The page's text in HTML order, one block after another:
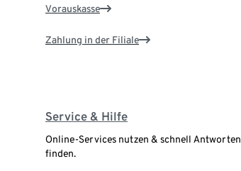
Vorauskasse
Zahlung in der Filiale
Service & Hilfe
Online-Services nutzen & schnell Antworten
finden.